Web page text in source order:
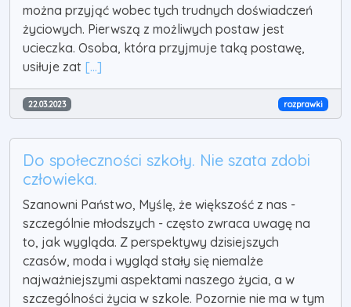
można przyjąć wobec tych trudnych doświadczeń
życiowych. Pierwszą z możliwych postaw jest
ucieczka. Osoba, która przyjmuje taką postawę,
usiłuje zat [...]
22.03.2023 rozprawki
Do społeczności szkoły. Nie szata zdobi
człowieka.
Szanowni Państwo, Myślę, że większość z nas -
szczególnie młodszych - często zwraca uwagę na
to, jak wygląda. Z perspektywy dzisiejszych
czasów, moda i wygląd stały się niemalże
najważniejszymi aspektami naszego życia, a w
szczególności życia w szkole. Pozornie nie ma w tym